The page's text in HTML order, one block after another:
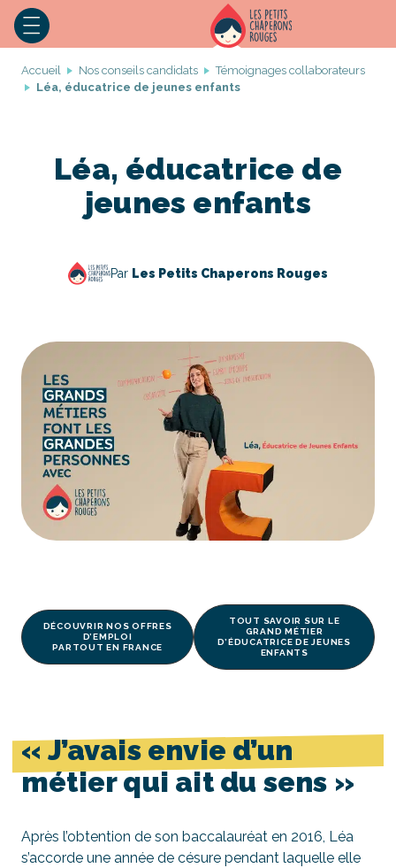
Accueil Nos conseils candidats
Témoignages collaborateurs
Léa, éducatrice de jeunes enfants
Léa, éducatrice de
jeunes enfants
Par Les Petits Chaperons Rouges
DÉCOUVRIR NOS OFFRES
D’EMPLOI
PARTOUT EN FRANCE
TOUT SAVOIR SUR LE
GRAND MÉTIER
D’ÉDUCATRICE DE JEUNES
ENFANTS
« J’avais envie d’un
métier qui ait du sens »
Après l’obtention de son baccalauréat en 2016, Léa
s’accorde une année de césure pendant laquelle elle